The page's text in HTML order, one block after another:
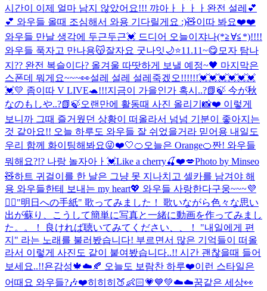
시간이 이제 얼마 남지 않았어요!!! 꺄아ㅏㅏㅏㅏ완전 설레💕
💕 와우들 올때 조심해서 와용 기다릴게요 :)🧸이따 봐요❤️❤️
와우들 만날 생각에 두근두근💓 드디어 오늘이쟈나(*≧∀≦*)!!!!
와우들 푹자고 만나용😽잘자요 굿나잇🌙⭐️11.11~😋 모자 탐나
지?? 완전 복슬이다? 올겨울 따땃하게 보낼 예정~🖤 마지막은
스폰데 뭐게요~~~👀설레 설레 설레죽겠오!!!!!!💓💓💓💓💓💓
💓💛 좀이따 V LIVE🐢!!!지금이 가을인가 혹시..?📗🍃 今が秋
なのもしや..?📗🍃오랜만에 활동때 사진 올리기📸❤️ 이렇게
보니까 그때 즐거웠던 상황이 떠올라서 넘넘 기분이 좋아지는
것 같아요!! 오늘 하루도 와우들 잘 쉬었을거라 믿어용 내일도
우리 함께 화이팅해봐요😜❤️🤍🍊오늘은 Orange🍊짠! 와우들
뭐해요?!? 나랑 놀자아ㅏ💓Like a cherry🍒❤️💋Photo by Minseo
🧸하트 귀걸이를 한 날은 그냥 못 지나치고 셀카를 남겨야 해
용 와우들한테 보내는 my heart💖 와우들 사랑한다구웅~~~💜
🙆‍♀️"明日への手紙" 歌ってみました！ 歌いながら色々な思い
出が蘇り、こうして簡単に写真と一緒に動画を作ってみまし
た。。！ 良ければ聴いてみてください、、！ "내일에게 편
지" 라는 노래를 불러봤습니다! 부르면서 많은 기억들이 떠올
라서 이렇게 사진도 같이 붙여봤습니다..!! 시간 괜찮을때 들어
보세요..!!욘감성🍁☁️🍂 오늘도 보람찬 하루❤️이런 스타일은
어때요 와우들?🎶❤️히히히🍑👶🏻💗💙💚☁️☁️꿈같은 세상👀